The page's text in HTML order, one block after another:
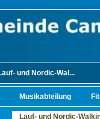
und Nordic-Wal...
Musikabteilung
Lauf- und Nordic-